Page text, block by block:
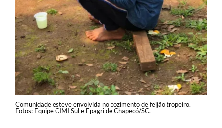
Comunidade esteve envolvida no cozimento de feijão tropeiro.
Fotos: Equipe CIMI Sul e Epagri de Chapecó/SC.